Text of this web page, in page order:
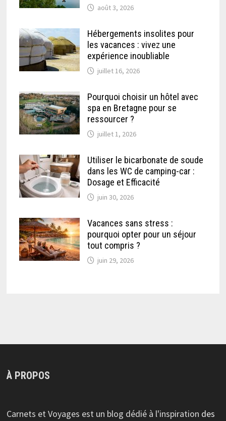
août 3, 2026
Hébergements insolites pour
les vacances : vivez une
expérience inoubliable
juillet 16, 2026
Pourquoi choisir un hôtel avec
spa en Bretagne pour se
ressourcer ?
juillet 1, 2026
Utiliser le bicarbonate de soude
dans les WC de camping-car :
Dosage et Efficacité
juin 30, 2026
Vacances sans stress :
pourquoi opter pour un séjour
tout compris ?
juin 29, 2026
À PROPOS
Carnets et Voyages est un blog dédié à l'inspiration des